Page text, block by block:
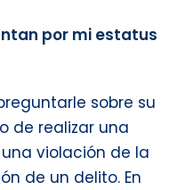
por mi estatus
sobre su
de realizar una
violación de la
de un delito. En